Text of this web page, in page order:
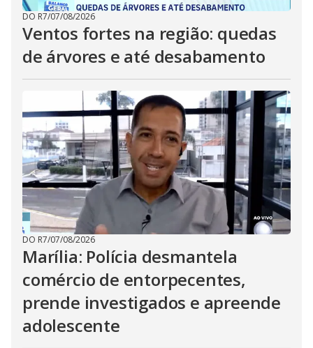
DO R7/07/08/2026
Ventos fortes na região: quedas
de árvores e até desabamento
DO R7/07/08/2026
Marília: Polícia desmantela
comércio de entorpecentes,
prende investigados e apreende
adolescente